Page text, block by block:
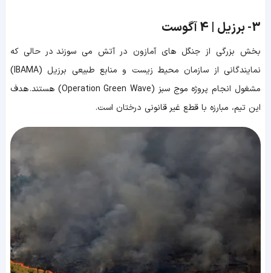
3- برزیل | 4 آگوست
بخش بزرگی از جنگل های آمازون در آتش می سوزند در حالی که
نمایندگانی از سازمان محیط زیست و منابع طبیعی برزیل (IBAMA)
مشغول انجام پروژه موج سبز (Operation Green Wave) هستند. هدف
این تیم، مبارزه با قطع غیر قانونی درختان است.